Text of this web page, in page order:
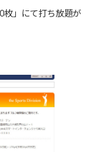
枚」にて打ち放題が